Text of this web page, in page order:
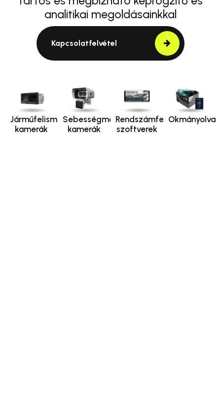
analitikai megoldásainkkal
Kapcsolatfelvétel
Járműfelismerő
kamerák
Sebességmérő
kamerák
Rendszámfelismerő
szoftverek